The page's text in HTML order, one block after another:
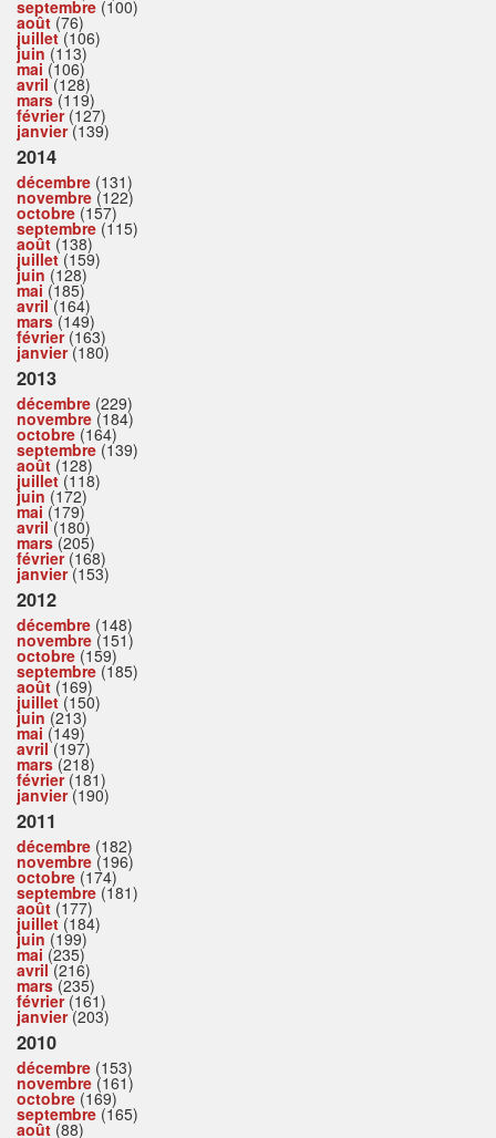
septembre (100)
août (76)
juillet(106)
juin (113)
mai (106)
avril(128)
mars(119)
février(127)
janvier(139)
2014
décembre (131)
novembre (122)
octobre (157)
septembre (115)
août (138)
juillet(159)
juin (128)
mai (185)
avril(164)
mars(149)
février(163)
janvier(180)
2013
décembre (229)
novembre (184)
octobre (164)
septembre (139)
août (128)
juillet(118)
juin (172)
mai (179)
avril(180)
mars(205)
février(168)
janvier(153)
2012
décembre (148)
novembre (151)
octobre (159)
septembre (185)
août (169)
juillet(150)
juin (213)
mai (149)
avril(197)
mars(218)
février(181)
janvier(190)
2011
décembre (182)
novembre (196)
octobre (174)
septembre (181)
août (177)
juillet(184)
juin (199)
mai (235)
avril(216)
mars(235)
février(161)
janvier(203)
2010
décembre (153)
novembre (161)
octobre (169)
septembre (165)
août (88)